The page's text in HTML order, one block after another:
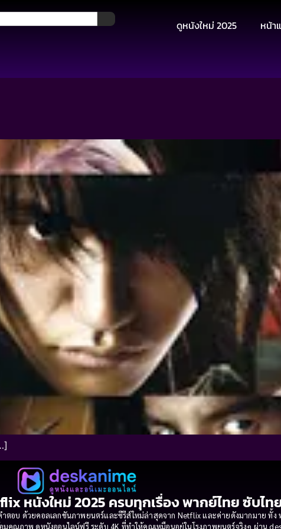
ดูหนังใหม่ 2025 หน้า
หนังใหม่ 2025 ครบทุกเรื่อง พากย์ไทย ซับไท
อบ ด้วยคอลเลกชันภาพยนตร์และซีรีส์ใหม่ล่าสุดจาก Netflix และค่ายดังมากมาย ทั้ง
คุณภาพ ดูหนังออนไลน์ฟรี ระดับ 4K ที่ทำให้คุณเหมือนอยู่ในโรงภาพยนตร์จริงๆ ผ่าน